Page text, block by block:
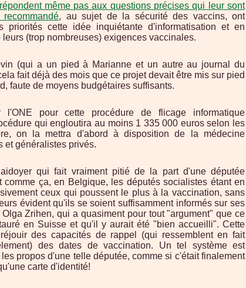
même pas aux questions précises qui leur sont
, au sujet de la sécurité des vaccins, ont
priorités cette idée inquiétante d'informatisation et en
(trop nombreuses) exigences vaccinales.
(qui a un pied à Marianne et un autre au journal du
fait déjà des mois que ce projet devait être mis sur pied
faute de moyens budgétaires suffisants.
l'ONE pour cette procédure de flicage informatique
qui engloutira au moins 1 335 000 euros selon les
on la mettra d'abord à disposition de la médecine
et généralistes privés.
qui fait vraiment pitié de la part d'une députée
comme ça, en Belgique, les députés socialistes étant en
ceux qui poussent le plus à la vaccination, sans
évident qu'ils se soient suffisamment informés sur ses
Zrihen, qui a quasiment pour tout "argument" que ce
en Suisse et qu'il y aurait été "bien accueilli". Cette
des capacités de rappel (qui ressemblent en fait
des dates de vaccination. Un tel système est
propos d'une telle députée, comme si c'était finalement
carte d'identité!